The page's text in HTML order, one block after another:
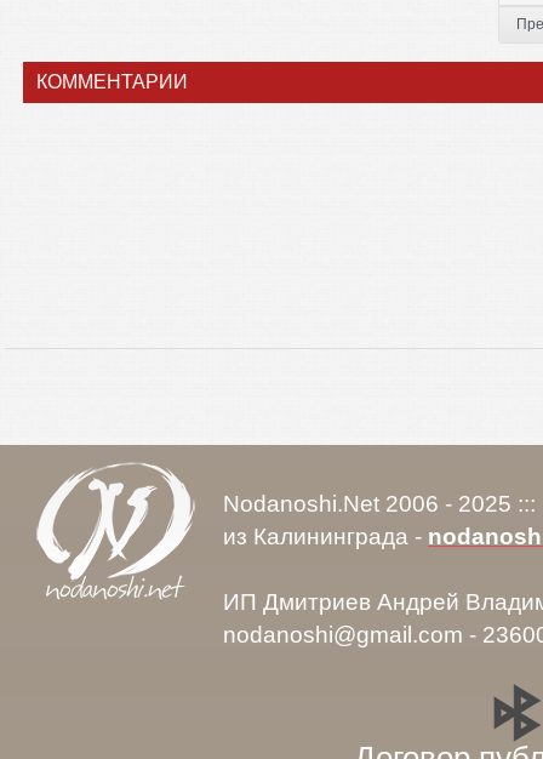
КОММЕНТАРИИ
Nodanoshi.Net 2006 - 2025
из Калининграда -
ИП Дмитриев Андрей
nodanoshi@gmail.com -